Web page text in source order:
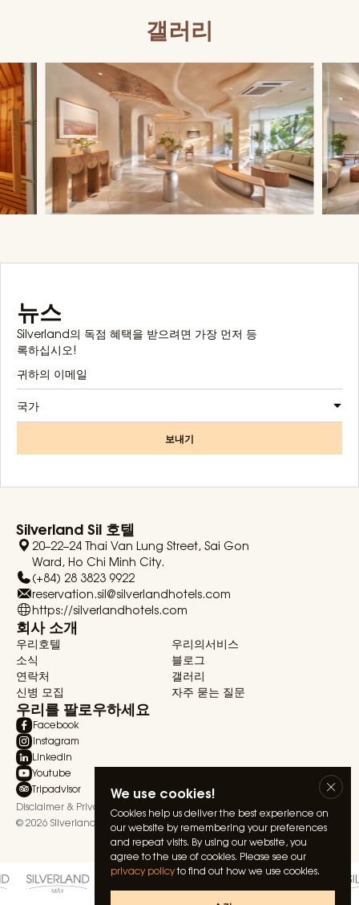
We use cookies!
Cookies help us deliver the best experience on
our website by remembering your preferences
and repeat visits. By using our website, you
agree to the use of cookies. Please see our
privacy policyto find out how we use cookies.
갤러리
뉴스
Silverland의 독점 혜택을 받으려면 가장 먼저 등
록하십시오!
국가
보내기
Silverland Sil 호텔
20–22–24 Thai Van Lung Street, Sai Gon
Ward, Ho Chi Minh City.
(+84) 28 3823 9922
reservation.sil@silverlandhotels.com
https://silverlandhotels.com
회사 소개
우리호텔
우리의서비스
소식
블로그
연락처
갤러리
신병 모집
자주 묻는 질문
우리를 팔로우하세요
Facebook
Instagram
Linkedin
Youtube
Tripadvisor
Disclaimer & Privacy Statement
Terms & Conditions
© 2026 Silverland Hospitality. All rights reserved.